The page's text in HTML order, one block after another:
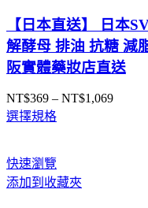
【日本直送】 日本
解酵母 排油 抗糖 減
阪實體藥妝店直送
NT$369 – NT$1,069價
選擇規格
快速瀏覽
添加到收藏夾